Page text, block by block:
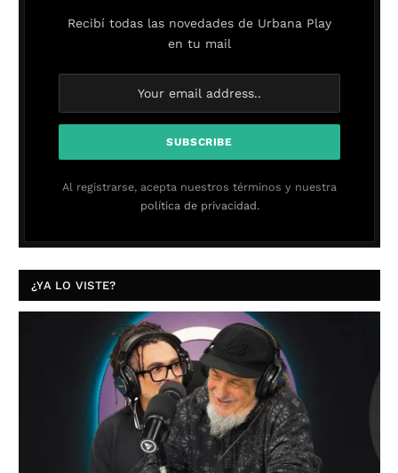
Recibí todas las novedades de Urbana Play
en tu mail
Al registrarse, acepta nuestros términos y nuestra
política de privacidad.
¿YA LO VISTE?